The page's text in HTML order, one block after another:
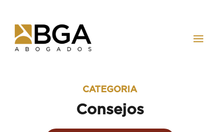
CATEGORIA
Consejos